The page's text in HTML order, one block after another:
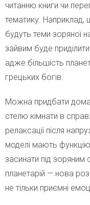
читанню книги чи
тематику. Наприклад,
будуть теми зоряної
зайвим буде
адже більшість
грецьких богів.
Можна придбати
стелю кімнати в
релаксації після
моделі мають
засинати під
планетарій — нова
не тільки приємні